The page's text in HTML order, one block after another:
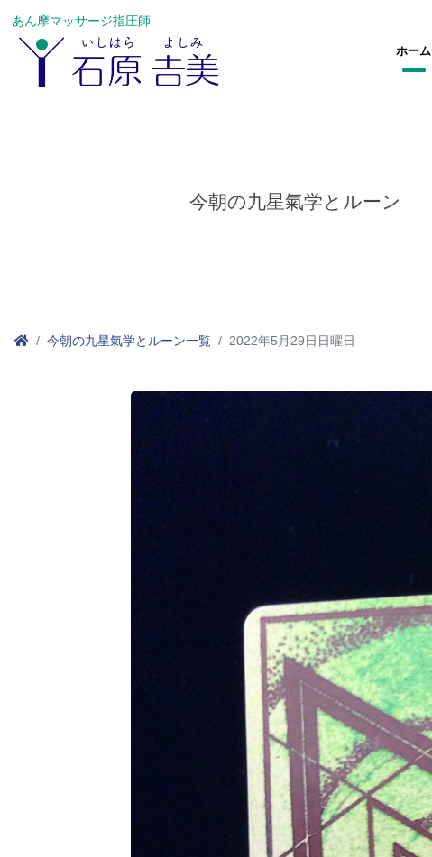
あん摩マッサージ指圧師
ホーム
今朝の九星氣学とルーン
今朝の九星氣学とルーン一覧 2022年5月29日日曜日